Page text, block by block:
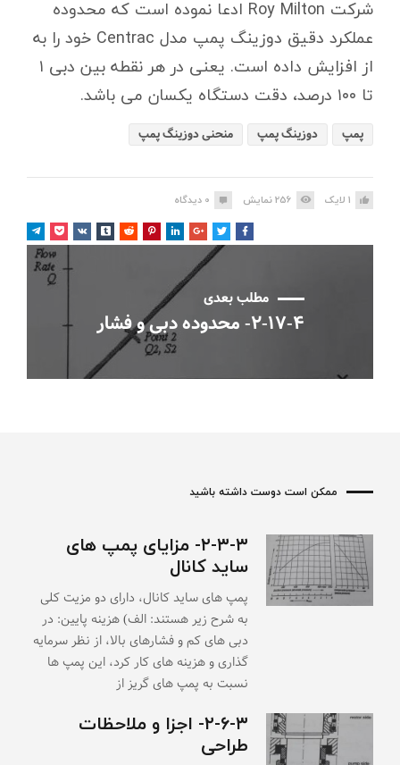
شرکت Roy Milton ادعا نموده است که محدوده
عملکرد دقیق دوزینگ پمپ مدل Centrac خود را به
از افزایش داده است. یعنی در هر نقطه بین دبی ۱
تا ۱۰۰ درصد، دقت دستگاه یکسان می باشد.
پمپ دوزینگ پمپ منحنی دوزینگ پمپ
1 لایک 256نمایش 0 دیدگاه
مطلب بعدی
۲-۱۷-۴- محدوده دبی و فشار
ممکن است دوست داشته باشید
۲-۳-۳- مزایای پمپ های
ساید کانال
پمپ های ساید کانال، دارای دو مزیت کلی
به شرح زیر هستند: الف) هزینه پایین: در
دبی های کم و فشارهای بالا، از نظر سرمایه
گذاری و هزینه های کار کرد، این پمپ ها
نسبت به پمپ های گریز از
۲-۶-۳- اجزا و ملاحظات
طراحی